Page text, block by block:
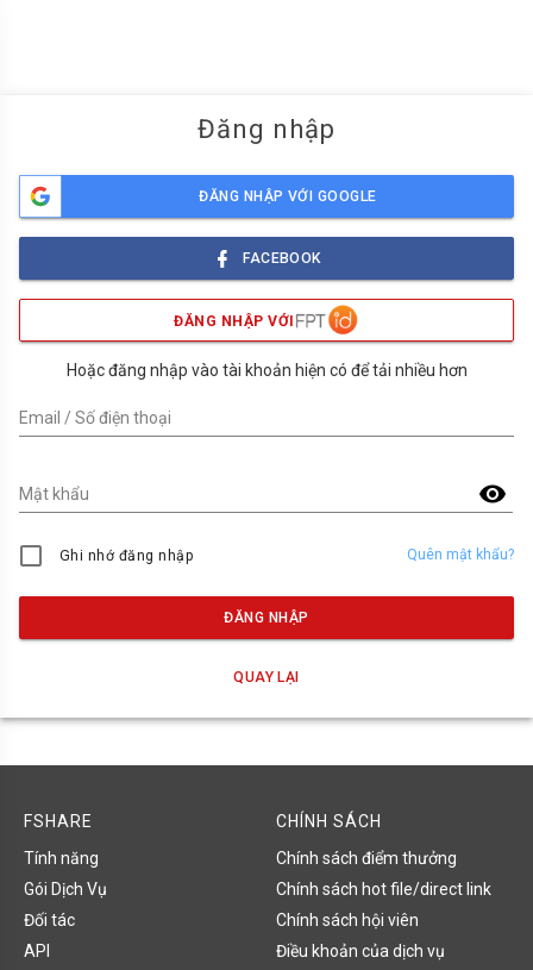
Đăng nhập
ĐĂNG NHẬP VỚI GOOGLE
FACEBOOK
ĐĂNG NHẬP VỚI
Hoặc đăng nhập vào tài khoản hiện có để tải nhiều hơn
Email / Số điện thoại
visibility
Mật khẩu
Ghi nhớ đăng nhập Quên mật khẩu?
ĐĂNG NHẬP
QUAY LẠI
FSHARE
Tính năng
Gói Dịch Vụ
Đối tác
API
CHÍNH SÁCH
Chính sách điểm thưởng
Chính sách hot file/direct link
Chính sách hội viên
Điều khoản của dịch vụ